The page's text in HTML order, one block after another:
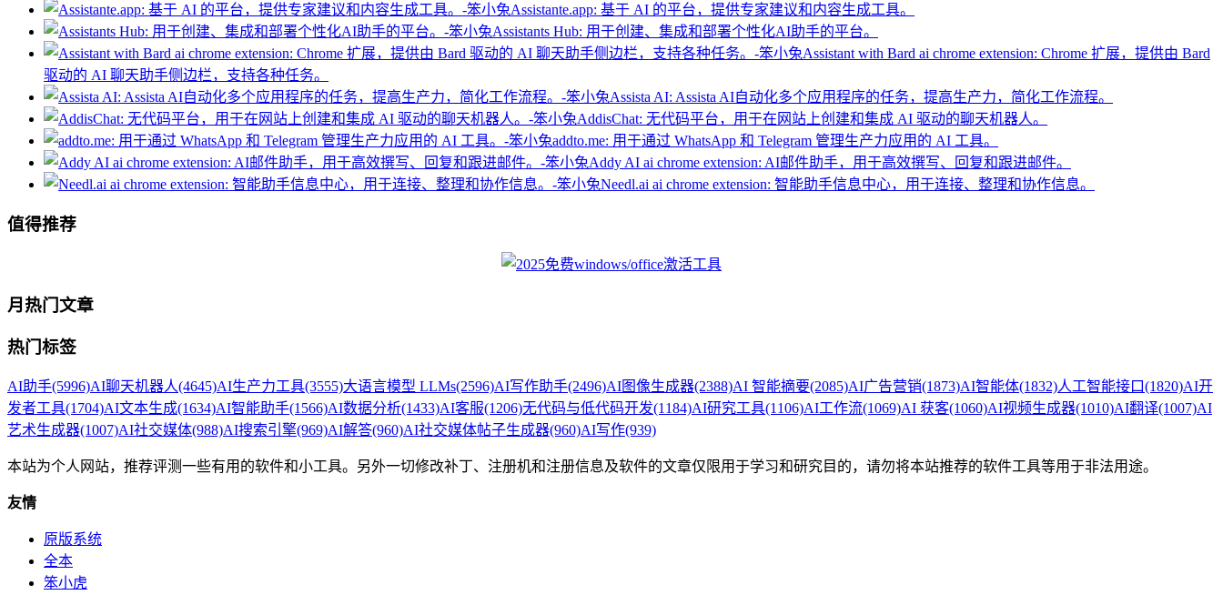
Assistante.app: 基于 AI 的平台，提供专家建议和内容生成工具。
Assistants Hub: 用于创建、集成和部署个性化AI助手的平台。
Assistant with Bard ai chrome extension: Chrome 扩展，提供由 Bard
驱动的 AI 聊天助手侧边栏，支持各种任务。
Assista AI: Assista AI自动化多个应用程序的任务，提高生产力，简化工作流程。
AddisChat: 无代码平台，用于在网站上创建和集成 AI 驱动的聊天机器人。
addto.me: 用于通过 WhatsApp 和 Telegram 管理生产力应用的 AI 工具。
Addy AI ai chrome extension: AI邮件助手，用于高效撰写、回复和跟进邮件。
Needl.ai ai chrome extension: 智能助手信息中心，用于连接、整理和协作信息。
值得推荐
月热门文章
热门标签
AI助手(5996)AI聊天机器人(4645)AI生产力工具(3555)大语言模型 LLMs(2596)AI写作助手(2496)AI图像生成器(2388)AI 智能摘要(2085)AI广告营销(1873)AI智能体(1832)人工智能接口(1820)AI开
发者工具(1704)AI文本生成(1634)AI智能助手(1566)AI数据分析(1433)AI客服(1206)无代码与低代码开发(1184)AI研究工具(1106)AI工作流(1069)AI 获客(1060)AI视频生成器(1010)AI翻译(1007)AI
艺术生成器(1007)AI社交媒体(988)AI搜索引擎(969)AI解答(960)AI社交媒体帖子生成器(960)AI写作(939)
本站为个人网站，推荐评测一些有用的软件和小工具。另外一切修改补丁、注册机和注册信息及软件的文章仅限用于学习和研究目的，请勿将本站推荐的软件工具等用于非法用途。
友情
原版系统
全本
笨小虎